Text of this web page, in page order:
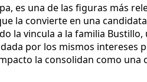
es una de las figuras más
la convierte en una
la vincula a la familia
por los mismos intereses
la consolidan como una